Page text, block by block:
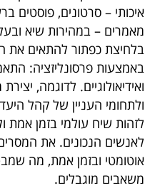
איכותי – סרטונים, פוסטים
מאמרים – במהירות שיא
בלחיצת כפתור להתאים את
באמצעות פרסונליזציה:
ואידיאולוגיים. לדוגמה,
ולתחומי העניין של קהל
לזהות שיח עולמי בזמן אמת
לאנשים הנכונים. את
אוטומטי ובזמן אמת, מה
משאבים מוגבלים.